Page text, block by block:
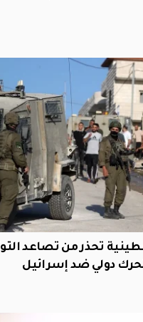
تحذر من تصاعد
دولي ضد إسرائيل